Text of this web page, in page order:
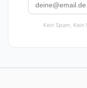
Kein Spam. Kein